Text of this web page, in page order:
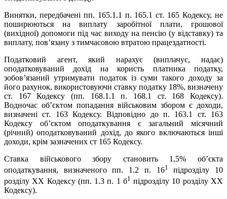
Винятки, передбачені пп. 165.1.1 п. 165.1 ст. 165 Кодексу, не
поширюються на виплату заробітної плати, грошової
(вихідної) допомоги під час виходу на пенсію (у відставку) та
виплату, пов’язану з тимчасовою втратою працездатності.
Податковий агент, який нарахує (виплачує, надає)
оподатковуваний дохід на користь платника податку,
зобов’язаний утримувати податок із суми такого доходу за
його рахунок, використовуючи ставку податку 18%, визначену
ст. 167 Кодексу (пп. 168.1.1 п. 168.1 ст. 168 Кодексу).
Водночас об’єктом попадання військовим збором є доходи,
визначені ст. 163 Кодексу. Відповідно до п. 163.1 ст. 163
Кодексу об’єктом оподаткування є загальний місячний
(річний) оподатковуваний дохід, до якого включаються інші
доходи, крім зазначених ст 165 Кодексу.
Ставка військового збору становить 1,5% об’єкта
оподаткування, визначеного пп. 1.2 п. 161
підрозділу 10
розділу XX Кодексу (пп. 1.3 п. 1 б1 підрозділу 10 розділу XX
Кодексу).